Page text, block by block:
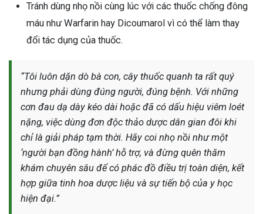
Tránh dùng nhọ nồi cùng lúc với các thuốc chống đông
máu như Warfarin hay Dicoumarol vì có thể làm thay
đổi tác dụng của thuốc.
“Tôi luôn dặn dò bà con, cây thuốc quanh ta rất quý
nhưng phải dùng đúng người, đúng bệnh. Với những
cơn đau dạ dày kéo dài hoặc đã có dấu hiệu viêm loét
nặng, việc dùng đơn độc thảo dược dân gian đôi khi
chỉ là giải pháp tạm thời. Hãy coi nhọ nồi như một
‘người bạn đồng hành’ hỗ trợ, và đừng quên thăm
khám chuyên sâu để có phác đồ điều trị toàn diện, kết
hợp giữa tinh hoa dược liệu và sự tiến bộ của y học
hiện đại.”